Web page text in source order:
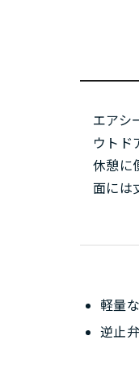
エアシ
ウトド
休憩に
面には
軽量
逆止